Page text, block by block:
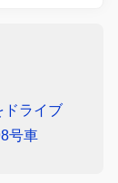
ドライブ
号車